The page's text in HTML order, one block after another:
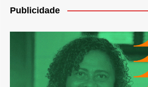
Publicidade